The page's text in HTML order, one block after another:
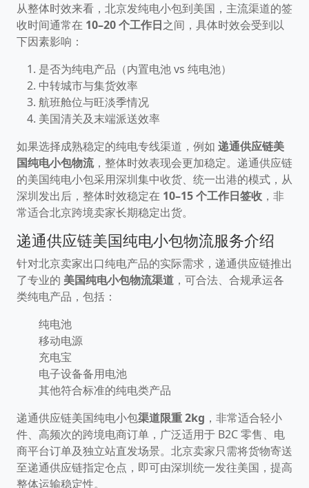
从整体时效来看，北京发纯电小包到美国，主流渠道的签
收时间通常在 10–20 个工作日之间，具体时效会受到以
下因素影响：
是否为纯电产品（内置电池 vs 纯电池）
中转城市与集货效率
航班舱位与旺淡季情况
美国清关及末端派送效率
如果选择成熟稳定的纯电专线渠道，例如 递通供应链美
国纯电小包物流，整体时效表现会更加稳定。递通供应链
的美国纯电小包采用深圳集中收货、统一出港的模式，从
深圳发出后，整体时效稳定在 10–15 个工作日签收 ，非
常适合北京跨境卖家长期稳定出货。
递通供应链美国纯电小包物流服务介绍
针对北京卖家出口纯电产品的实际需求，递通供应链推出
了专业的 美国纯电小包物流渠道 ，可合法、合规承运各
类纯电产品，包括：
纯电池
移动电源
充电宝
电子设备备用电池
其他符合标准的纯电类产品
递通供应链美国纯电小包渠道限重 2kg ，非常适合轻小
件、高频次的跨境电商订单，广泛适用于 B2C 零售、电
商平台订单及独立站直发场景。北京卖家只需将货物寄送
至递通供应链指定仓点，即可由深圳统一发往美国，提高
整体运输稳定性。